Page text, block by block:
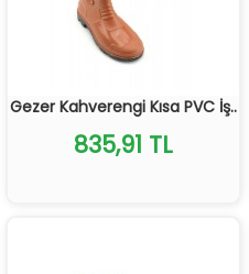
Gezer Kahverengi Kısa PVC İş..
835,91 TL